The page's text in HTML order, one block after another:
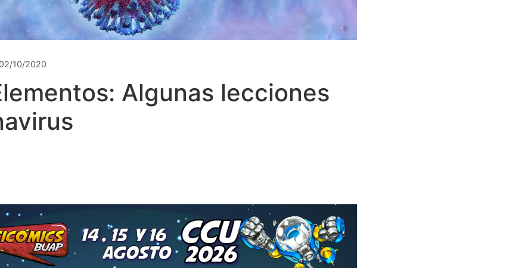
10/2020
Algunas lecciones